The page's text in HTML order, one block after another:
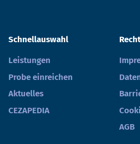
Schnellauswahl
Leistungen
Probe einreichen
Aktuelles
CEZAPEDIA
AGB